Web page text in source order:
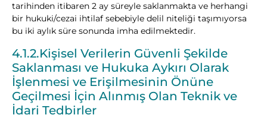
tarihinden itibaren 2 ay süreyle saklanmakta ve herhangi
bir hukuki/cezai ihtilaf sebebiyle delil niteliği taşımıyorsa
bu iki aylık süre sonunda imha edilmektedir.
4.1.2.Kişisel Verilerin Güvenli Şekilde
Saklanması ve Hukuka Aykırı Olarak
İşlenmesi ve Erişilmesinin Önüne
Geçilmesi İçin Alınmış Olan Teknik ve
İdari Tedbirler